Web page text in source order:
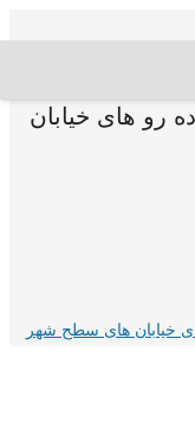
رو های خیابان
خیابان های سطح شهر